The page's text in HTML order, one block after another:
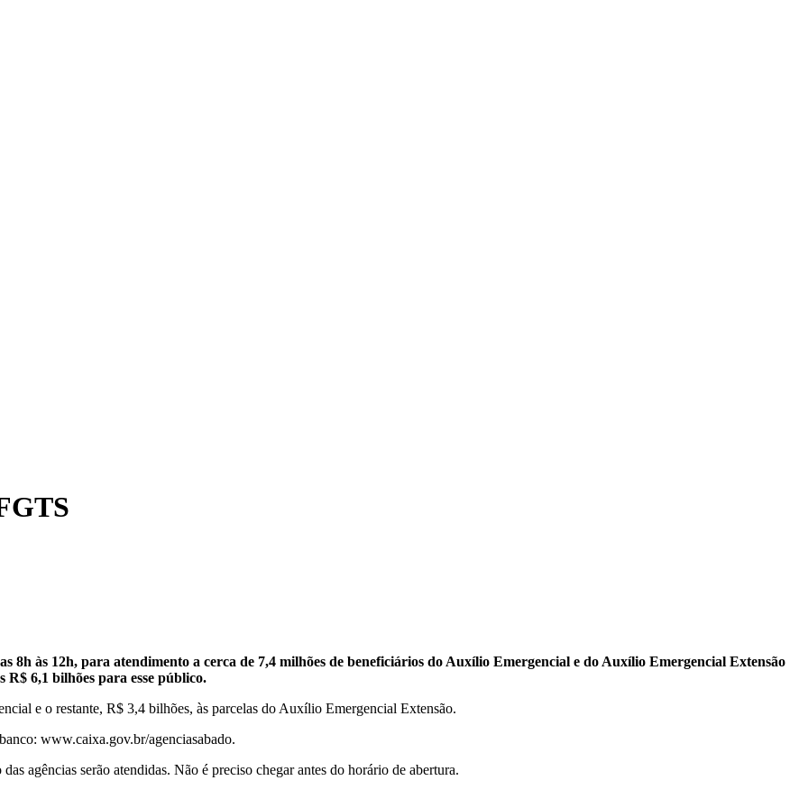
8h às 12h, para atendimento a cerca de 7,4 milhões de beneficiários do Auxílio Emergencial e do Auxílio Emergencial Extensão
R$ 6,1 bilhões para esse público.
e o restante, R$ 3,4 bilhões, às parcelas do Auxílio Emergencial Extensão.
www.caixa.gov.br/agenciasabado.
agências serão atendidas. Não é preciso chegar antes do horário de abertura.